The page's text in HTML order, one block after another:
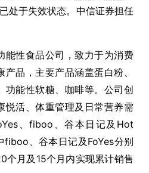
处于失效状态。中信证券担任
能性食品公司，致力于为消费
品，主要产品涵盖蛋白粉、
功能性软糖、咖啡等。公司创
悦活、体重管理及日常营养需
、fiboo、谷本日记及Hot
fiboo、谷本日记及FoYes分别
个月及15个月内实现累计销售